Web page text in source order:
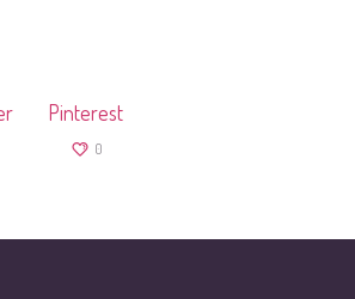
Pinterest
0